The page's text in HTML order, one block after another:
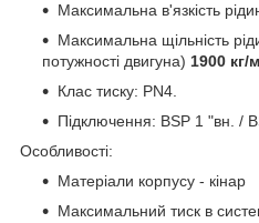
Максимальна в'язкість
Максимальна щільність
потужності двигуна) 1900 кг/
Клас тиску: PN4.
Підключення: BSP 1 "вн. /
Особливості:
Матеріали корпусу - кінар
Максимальний тиск в